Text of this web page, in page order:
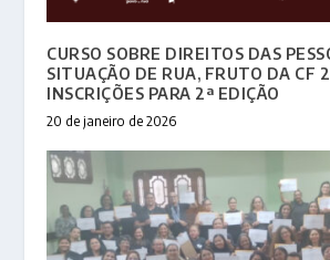
CURSO SOBRE DIREITOS DAS
SITUAÇÃO DE RUA, FRUTO DA CF
INSCRIÇÕES PARA 2ª EDIÇÃO
20 de janeiro de 2026